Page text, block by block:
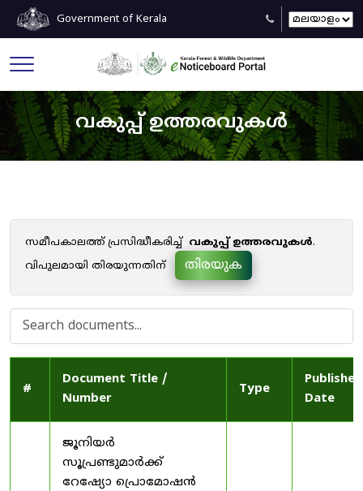
Government of Kerala
വകുപ്പ് ഉത്തരവുകൾ
സമീപകാലത്ത് പ്രസിദ്ധീകരിച്ച് വകുപ്പ് ഉത്തരവുകൾ.
വിപുലമായി തിരയുന്നതിന്
തിരയുക
#
Document Title /
Number
Type
Published
Date
ജൂനിയർ
സൂപ്രണ്ടുമാർക്ക്
റേഷ്യോ പ്രൊമോഷൻ